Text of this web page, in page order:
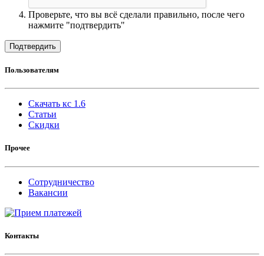
Проверьте, что вы всё сделали правильно, после чего
нажмите "подтвердить"
Подтвердить
Пользователям
Скачать кс 1.6
Статьи
Скидки
Прочее
Сотрудничество
Вакансии
Контакты